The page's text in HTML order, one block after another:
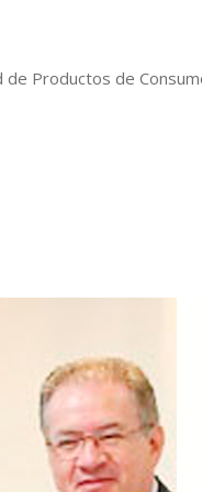
de Productos de